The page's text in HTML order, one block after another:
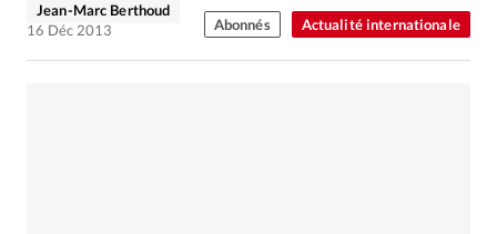
Actualité internationale
Jean-Marc Berthoud
16 Déc 2013
Abonnés